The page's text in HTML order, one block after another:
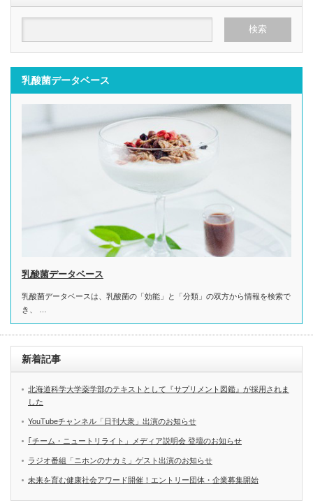
乳酸菌データベース
乳酸菌データベース
乳酸菌データベースは、乳酸菌の「効能」と「分類」の双方から情報を検索で
き、 …
新着記事
北海道科学大学薬学部のテキストとして『サプリメント図鑑』が採用されま
した
YouTubeチャンネル「日刊大衆」出演のお知らせ
｢チーム・ニュートリライト」メディア説明会 登壇のお知らせ
ラジオ番組「ニホンのナカミ」ゲスト出演のお知らせ
未来を育む健康社会アワード開催！エントリー団体・企業募集開始